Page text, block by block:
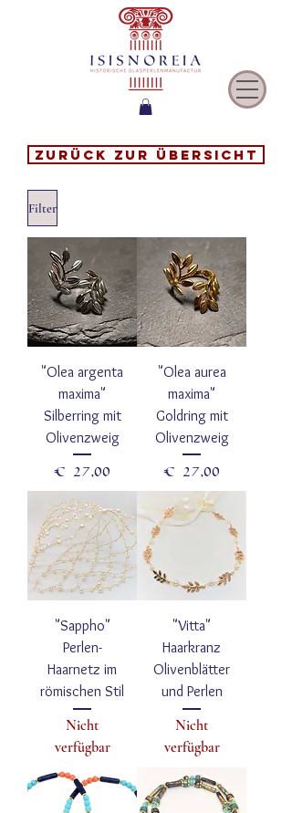
Zurück zur Übersicht
Filter
"Olea argenta
maxima"
Silberring mit
Olivenzweig
Preis
€ 27,00
"Olea aurea
maxima"
Goldring mit
Olivenzweig
Preis
€ 27,00
"Sappho"
Perlen-
Haarnetz im
römischen Stil
Nicht
verfügbar
"Vitta"
Haarkranz
Olivenblätter
und Perlen
Nicht
verfügbar